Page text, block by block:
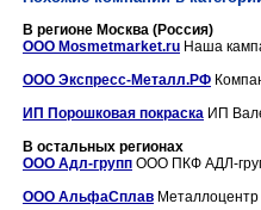
В регионе Москва (Россия)
ООО Mosmetmarket.ru Наша
ООО Экспресс-Металл.РФ
ИП Порошковая покраска ИП
В остальных регионах
ООО Адл-групп ООО ПКФ АДЛ-
ООО АльфаСплав